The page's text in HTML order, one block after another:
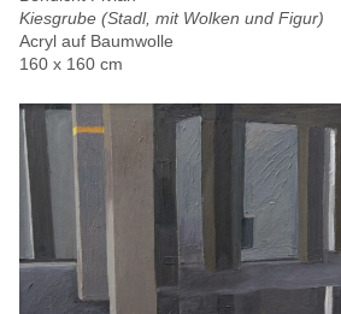
Kiesgrube (Stadl, mit Wolken und Figur)
Acryl auf Baumwolle
160 x 160 cm